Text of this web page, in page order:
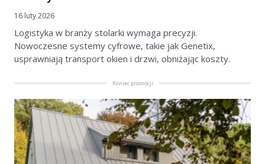
16 luty 2026
Logistyka w branży stolarki wymaga precyzji.
Nowoczesne systemy cyfrowe, takie jak Genetix,
usprawniają transport okien i drzwi, obniżając koszty.
Koniec promocji